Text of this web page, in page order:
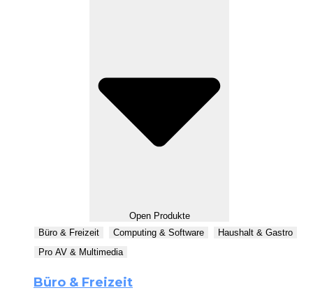
Open Produkte
Büro & Freizeit
Computing & Software
Haushalt & Gastro
Pro AV & Multimedia
Büro & Freizeit